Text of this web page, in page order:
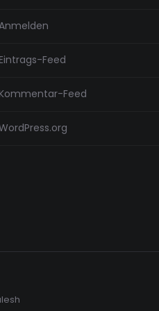
Eintrags-Feed
Kommentar-Feed